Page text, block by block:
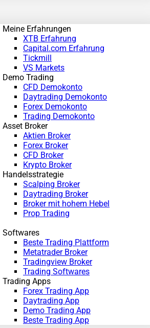
Meine Erfahrungen
XTB Erfahrung
Capital.com Erfahrung
Tickmill
VS Markets
Demo Trading
CFD Demokonto
Daytrading Demokonto
Forex Demokonto
Trading Demokonto
Asset Broker
Aktien Broker
Forex Broker
CFD Broker
Krypto Broker
Handelsstrategie
Scalping Broker
Daytrading Broker
Broker mit hohem Hebel
Prop Trading
Softwares
Beste Trading Plattform
Metatrader Broker
Tradingview Broker
Trading Softwares
Trading Apps
Forex Trading App
Daytrading App
Demo Trading App
Beste Trading App